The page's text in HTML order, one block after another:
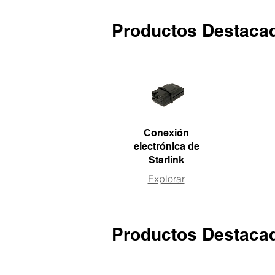
Productos
Conexión
electrónica de
Starlink
Explorar
Productos